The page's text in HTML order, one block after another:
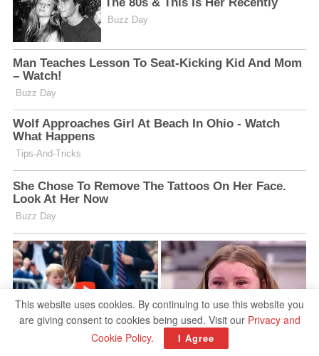
This website uses cookies. By continuing to use this website you
are giving consent to cookies being used. Visit our Privacy and
Cookie Policy. I Agree